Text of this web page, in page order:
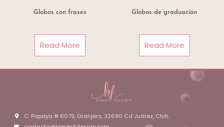
Globos con frases
Read More
Globos de graduación
Read More
C. Papaya # 6079, Granjero, 32690 Cd Juárez, Chih.